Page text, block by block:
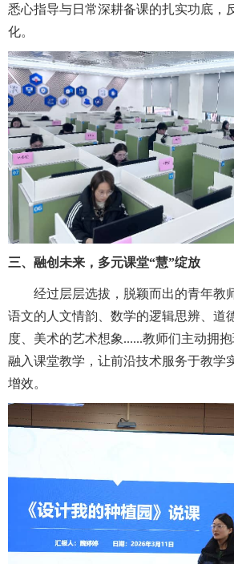
悉心指导与日常深耕备课的扎实功底，
化。
三、融创未来，多元课堂“慧”绽放
经过层层选拔，脱颖而出的青年教
语文的人文情韵、数学的逻辑思辨、道
度、美术的艺术想象......教师们主动拥
融入课堂教学，让前沿技术服务于教学
增效。